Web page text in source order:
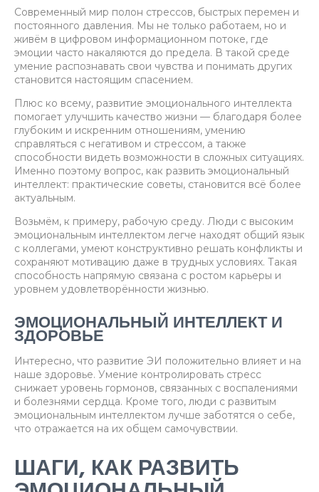
Современный мир полон стрессов, быстрых перемен и
постоянного давления. Мы не только работаем, но и
живём в цифровом информационном потоке, где
эмоции часто накаляются до предела. В такой среде
умение распознавать свои чувства и понимать других
становится настоящим спасением.
Плюс ко всему, развитие эмоционального интеллекта
помогает улучшить качество жизни — благодаря более
глубоким и искренним отношениям, умению
справляться с негативом и стрессом, а также
способности видеть возможности в сложных ситуациях.
Именно поэтому вопрос, как развить эмоциональный
интеллект: практические советы, становится всё более
актуальным.
Возьмём, к примеру, рабочую среду. Люди с высоким
эмоциональным интеллектом легче находят общий язык
с коллегами, умеют конструктивно решать конфликты и
сохраняют мотивацию даже в трудных условиях. Такая
способность напрямую связана с ростом карьеры и
уровнем удовлетворённости жизнью.
ЭМОЦИОНАЛЬНЫЙ ИНТЕЛЛЕКТ И
ЗДОРОВЬЕ
Интересно, что развитие ЭИ положительно влияет и на
наше здоровье. Умение контролировать стресс
снижает уровень гормонов, связанных с воспалениями
и болезнями сердца. Кроме того, люди с развитым
эмоциональным интеллектом лучше заботятся о себе,
что отражается на их общем самочувствии.
ШАГИ, КАК РАЗВИТЬ